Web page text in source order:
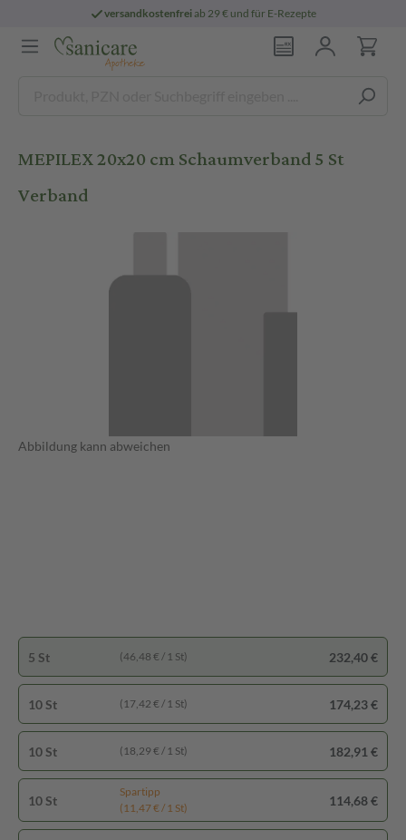
versandkostenfreiab 29 € und für E-Rezepte
MEPILEX 20x20 cm Schaumverband 5 St
Verband
Abbildung kann abweichen
10 St (17,42 € / 1 St) 174,23 €
10 St (18,29 € / 1 St) 182,91 €
10 St
Spartipp
(11,47 € / 1 St)
114,68 €
5 St (46,48 € / 1 St) 232,40 €